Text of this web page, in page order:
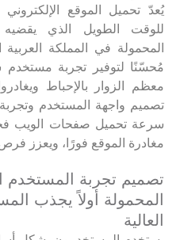
يُعدّ تحميل الموقع الإلكتروني
للوقت الطويل الذي
المحمولة في المملكة
مُحسّنًا لتوفير تجربة
معظم الزوار بالإحباط
تصميم واجهة المستخدم
سرعة تحميل صفحات الويب
مغادرة الموقع فورًا، ويعزز
تصميم تجربة المستخدم
المحمولة أولاً يجذب
العالية